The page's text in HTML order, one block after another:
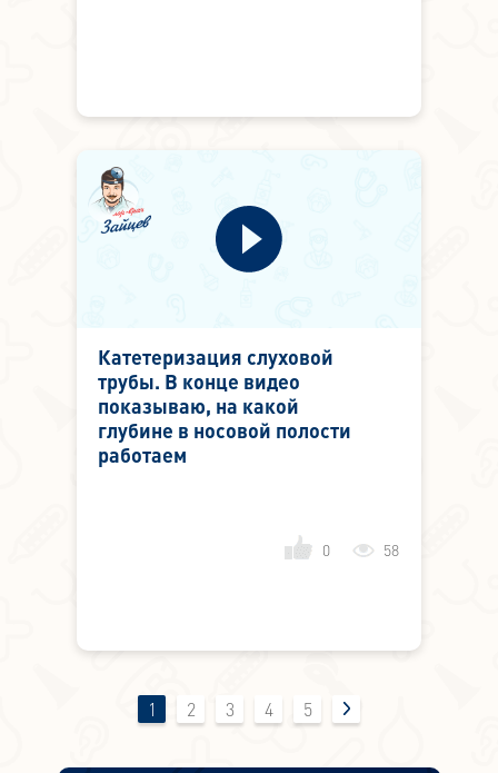
Катетеризация слуховой
трубы. В конце видео
показываю, на какой
глубине в носовой полости
работаем
0 58
1 2 3 4 5